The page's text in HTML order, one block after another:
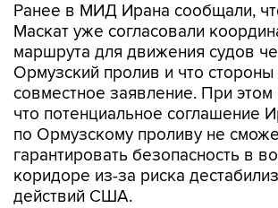
Ранее в МИД Ирана сообщали,
Маскат уже согласовали
маршрута для движения судов
Ормузский пролив и что стороны
совместное заявление. При этом
что потенциальное соглашение
по Ормузскому проливу не
гарантировать безопасность в
коридоре из-за риска
действий США.